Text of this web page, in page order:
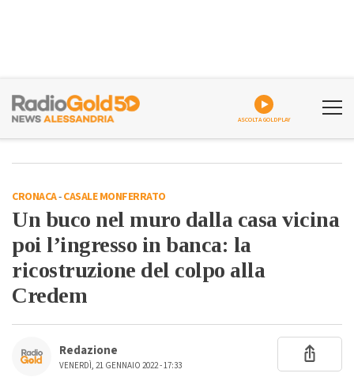
ASCOLTA GOLDPLAY
CRONACA-CASALE MONFERRATO
Un buco nel muro dalla casa vicina
poi l’ingresso in banca: la
ricostruzione del colpo alla
Credem
Redazione
VENERDÌ, 21 GENNAIO 2022 - 17:33